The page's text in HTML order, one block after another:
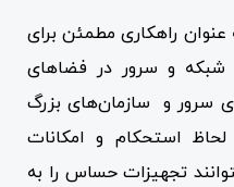
راهکاری مطمئن برای
شبکه و سرور در فضاهای
سرور و سازمان‌های بزرگ
استحکام و امکانات
تجهیزات حساس را به